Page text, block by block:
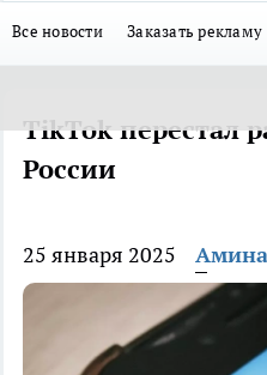
Все новости Заказать рекламу
TikTok перестал
России
25 января 2025